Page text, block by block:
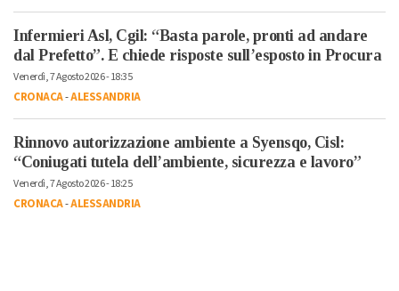
Infermieri Asl, Cgil: “Basta parole, pronti ad andare
dal Prefetto”. E chiede risposte sull’esposto in Procura
Venerdì, 7 Agosto 2026 - 18:35
CRONACA-ALESSANDRIA
Rinnovo autorizzazione ambiente a Syensqo, Cisl:
“Coniugati tutela dell’ambiente, sicurezza e lavoro”
Venerdì, 7 Agosto 2026 - 18:25
CRONACA-ALESSANDRIA